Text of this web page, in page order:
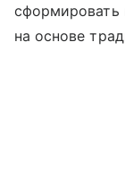
сформировать
на основе